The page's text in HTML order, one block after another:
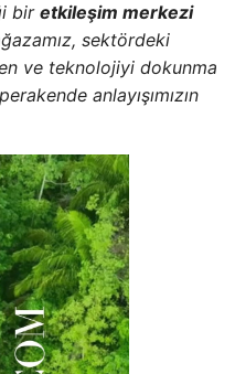
bir etkileşim merkezi
sektördeki
ve teknolojiyi dokunma
anlayışımızın